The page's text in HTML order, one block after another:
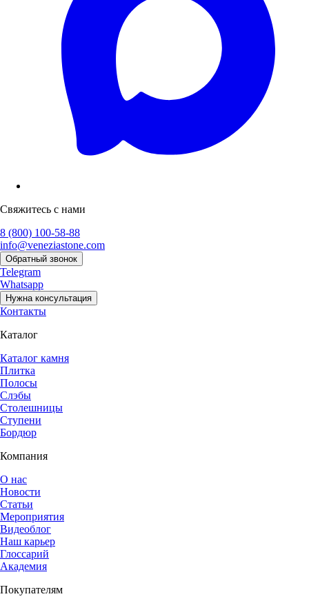
Свяжитесь с нами
8 (800) 100-58-88
info@veneziastone.com
Обратный звонок
Telegram
Whatsapp
Нужна консультация
Контакты
Каталог
Каталог камня
Плитка
Полосы
Слэбы
Столешницы
Ступени
Бордюр
Компания
О нас
Новости
Статьи
Мероприятия
Видеоблог
Наш карьер
Глоссарий
Академия
Покупателям